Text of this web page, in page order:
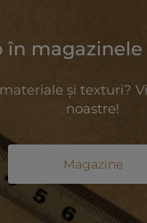
în magazinele
și texturi?
noastre!
Magazine